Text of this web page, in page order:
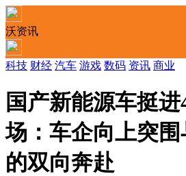
沃资讯
科技 财经 汽车 游戏 数码 资讯 商业
国产新能源车挺
场：车企向上突
的双向奔赴